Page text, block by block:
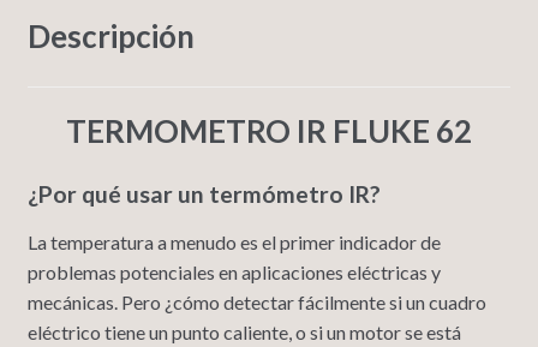
Descripción
TERMOMETRO IR FLUKE 62
¿Por qué usar un termómetro IR?
La temperatura a menudo es el primer indicador de
problemas potenciales en aplicaciones eléctricas y
mecánicas. Pero ¿cómo detectar fácilmente si un cuadro
eléctrico tiene un punto caliente, o si un motor se está